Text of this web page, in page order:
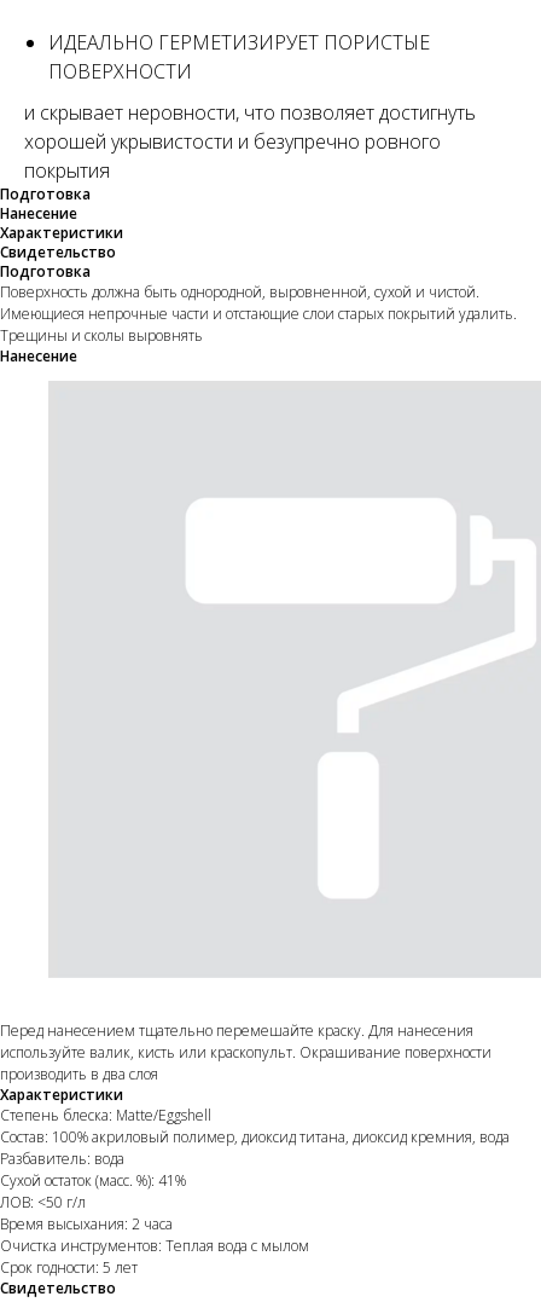
ИДЕАЛЬНО ГЕРМЕТИЗИРУЕТ ПОРИСТЫЕ
ПОВЕРХНОСТИ
и скрывает неровности, что позволяет достигнуть
хорошей укрывистости и безупречно ровного
покрытия
Подготовка
Нанесение
Характеристики
Свидетельство
Подготовка
Поверхность должна быть однородной, выровненной, сухой и чистой.
Имеющиеся непрочные части и отстающие слои старых покрытий удалить.
Трещины и сколы выровнять
Нанесение
Перед нанесением тщательно перемешайте краску. Для нанесения
используйте валик, кисть или краскопульт. Окрашивание поверхности
производить в два слоя
Характеристики
Степень блеска: Matte/Eggshell
Состав: 100% акриловый полимер, диоксид титана, диоксид кремния, вода
Разбавитель: вода
Сухой остаток (масс. %): 41%
ЛОВ: <50 г/л
Время высыхания: 2 часа
Очистка инструментов: Теплая вода с мылом
Срок годности: 5 лет
Свидетельство